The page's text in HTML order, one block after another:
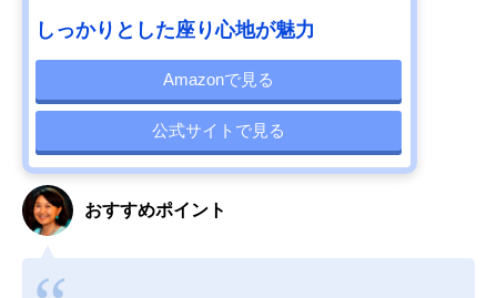
しっかりとした座り心地が魅力
Amazonで見る
公式サイトで見る
おすすめポイント